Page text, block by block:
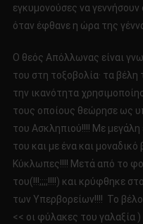
εγκυμονούσες να
όταν έφθανε η ώρα της
Ο θεός Απόλλωνας είναι
του στη τοξοβολία· τα
την ικανότητα
τους οποίους θεώρησε ως
του Ασκληπιού!!!! Με μεγάλη
του και με ένα και
Κύκλωπες!!!! Μετά από το
του(!!!;;;;!!!!) και κρύφθηκε
των Υπερβορείων!!!! To
<< οι φύλακες του γαλαξία